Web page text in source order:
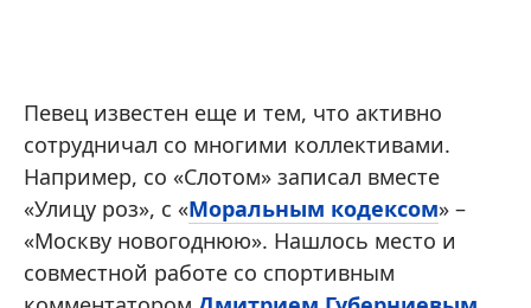
Певец известен еще и тем, что активно
сотрудничал со многими коллективами.
Например, со «Слотом» записал вместе
«Улицу роз», с «Моральным кодексом» –
«Москву новогоднюю». Нашлось место и
совместной работе со спортивным